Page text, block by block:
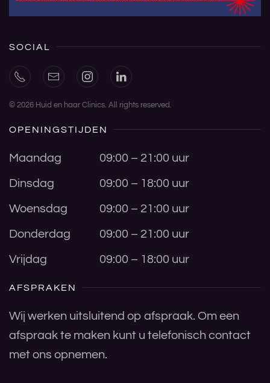
SOCIAL
© 2026 Huid en haar Clinics. All rights reserved.
OPENINGSTIJDEN
Maandag 09:00 – 21:00 uur
Dinsdag 09:00 – 18:00 uur
Woensdag 09:00 – 21:00 uur
Donderdag 09:00 – 21:00 uur
Vrijdag 09:00 – 18:00 uur
AFSPRAKEN
Wij werken uitsluitend op afspraak. Om een
afspraak te maken kunt u telefonisch contact
met ons opnemen.